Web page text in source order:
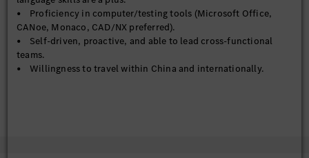
• Proficiency in computer/testing tools (Microsoft Office,
CANoe, Monaco, CAD/NX preferred).
• Self-driven, proactive, and able to lead cross-functional
teams.
• Willingness to travel within China and internationally.